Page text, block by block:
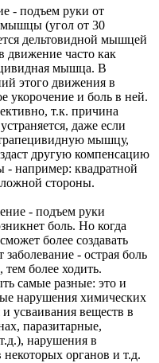
- подъем руки от
мышцы (угол от 30
дельтовидной мышцей
движение часто как
мышца. В
этого движения в
укорочение и боль в ней.
т.к. причина
даже если
мышцу,
другую компенсацию
например: квадратной
стороны.
- подъем руки
боль. Но когда
более создавать
- острая боль
тем более ходить.
самые разные: это и
нарушения химических
усваивания веществ в
паразитарные,
нарушения в
органов и т.д.